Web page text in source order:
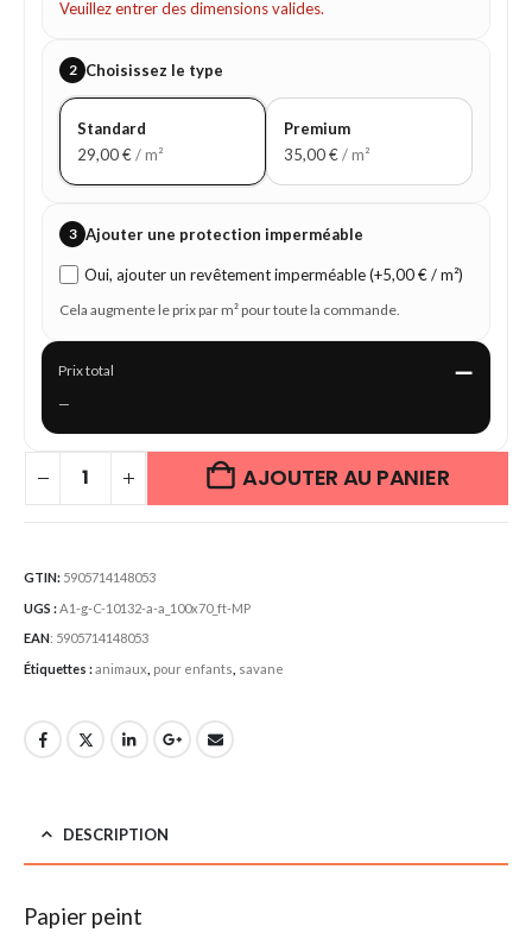
Veuillez entrer des dimensions valides.
2 Choisissez le type
Standard
29,00€/ m²
Premium
35,00€/ m²
3 Ajouter une protection imperméable
Oui, ajouter un revêtement imperméable (+5,00 € / m²)
Cela augmente le prix par m² pour toute la commande.
Prix total —
—
AJOUTER AU PANIER
GTIN: 5905714148053
UGS :A1-g-C-10132-a-a_100x70_ft-MP
EAN: 5905714148053
Étiquettes :animaux pour enfants savane
DESCRIPTION
Papier peint